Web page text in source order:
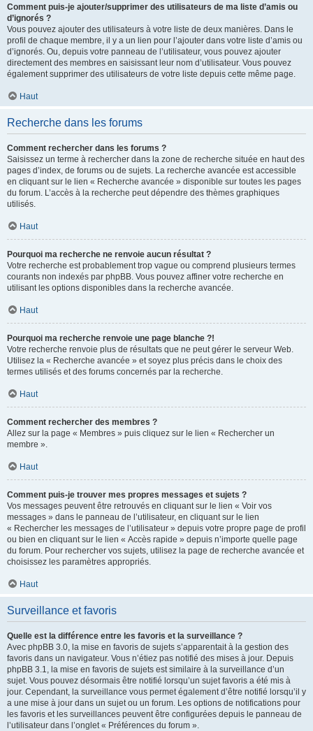
Comment puis-je ajouter/supprimer des utilisateurs de ma liste d’amis ou
d’ignorés ?
Vous pouvez ajouter des utilisateurs à votre liste de deux manières. Dans le
profil de chaque membre, il y a un lien pour l’ajouter dans votre liste d’amis ou
d’ignorés. Ou, depuis votre panneau de l’utilisateur, vous pouvez ajouter
directement des membres en saisissant leur nom d’utilisateur. Vous pouvez
également supprimer des utilisateurs de votre liste depuis cette même page.
Haut
Recherche dans les forums
Comment rechercher dans les forums ?
Saisissez un terme à rechercher dans la zone de recherche située en haut des
pages d’index, de forums ou de sujets. La recherche avancée est accessible
en cliquant sur le lien « Recherche avancée » disponible sur toutes les pages
du forum. L’accès à la recherche peut dépendre des thèmes graphiques
utilisés.
Haut
Pourquoi ma recherche ne renvoie aucun résultat ?
Votre recherche est probablement trop vague ou comprend plusieurs termes
courants non indexés par phpBB. Vous pouvez affiner votre recherche en
utilisant les options disponibles dans la recherche avancée.
Haut
Pourquoi ma recherche renvoie une page blanche ?!
Votre recherche renvoie plus de résultats que ne peut gérer le serveur Web.
Utilisez la « Recherche avancée » et soyez plus précis dans le choix des
termes utilisés et des forums concernés par la recherche.
Haut
Comment rechercher des membres ?
Allez sur la page « Membres » puis cliquez sur le lien « Rechercher un
membre ».
Haut
Comment puis-je trouver mes propres messages et sujets ?
Vos messages peuvent être retrouvés en cliquant sur le lien « Voir vos
messages » dans le panneau de l’utilisateur, en cliquant sur le lien
« Rechercher les messages de l’utilisateur » depuis votre propre page de profil
ou bien en cliquant sur le lien « Accès rapide » depuis n’importe quelle page
du forum. Pour rechercher vos sujets, utilisez la page de recherche avancée et
choisissez les paramètres appropriés.
Haut
Surveillance et favoris
Quelle est la différence entre les favoris et la surveillance ?
Avec phpBB 3.0, la mise en favoris de sujets s’apparentait à la gestion des
favoris dans un navigateur. Vous n’étiez pas notifié des mises à jour. Depuis
phpBB 3.1, la mise en favoris de sujets est similaire à la surveillance d’un
sujet. Vous pouvez désormais être notifié lorsqu’un sujet favoris a été mis à
jour. Cependant, la surveillance vous permet également d’être notifié lorsqu’il y
a une mise à jour dans un sujet ou un forum. Les options de notifications pour
les favoris et les surveillances peuvent être configurées depuis le panneau de
l’utilisateur dans l’onglet « Préférences du forum ».